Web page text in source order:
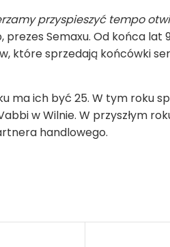
przyspieszyć tempo
prezes Semaxu. Od końca lat
które sprzedają końcówki
ma ich być 25. W tym roku
w Wilnie. W przyszłym
handlowego.